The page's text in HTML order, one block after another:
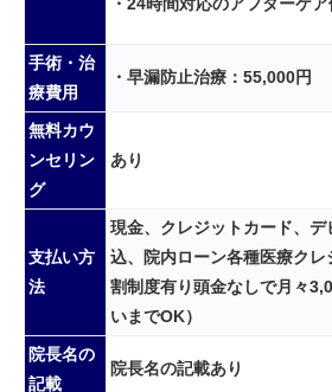
手術・治
療費用
・早漏防止治療：55,000円
無料カウ
ンセリン
グ
あり
支払い方
法
現金、クレジットカード、
込、院内ローン各種医療ク
割制度有り頭金なしで月々
いまでOK）
院長名の
記載
院長名の記載あり